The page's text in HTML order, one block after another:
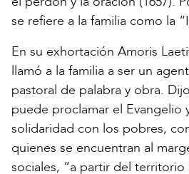
se refiere a la familia como la
En su exhortación Amoris
llamó a la familia a ser un
pastoral de palabra y obra.
puede proclamar el Evangelio
solidaridad con los pobres,
quienes se encuentran al
sociales, “a partir del territorio